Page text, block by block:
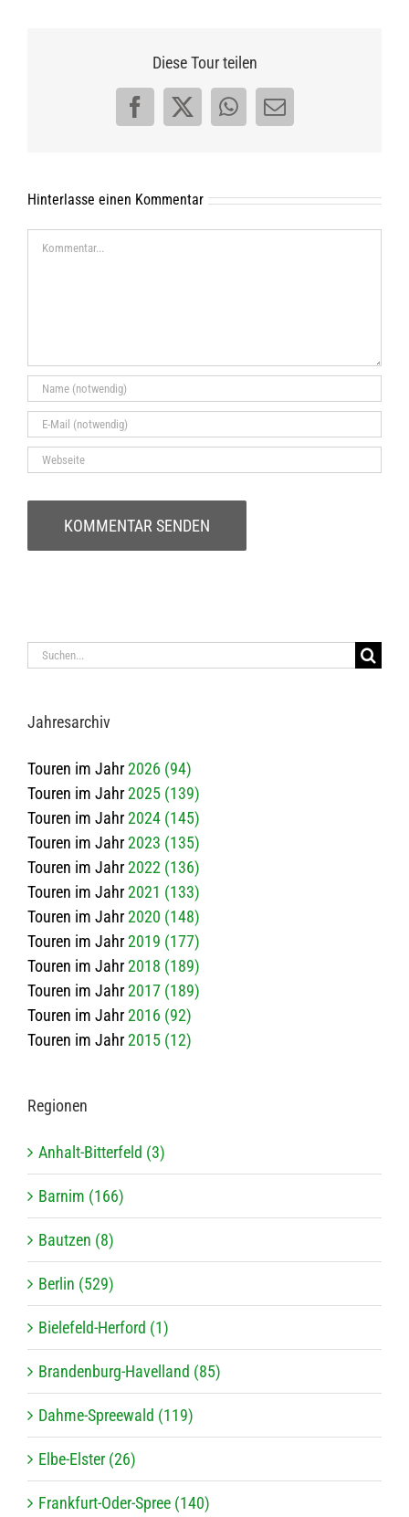
Diese Tour teilen
Facebook
X WhatsApp
E-
Hinterlasse einen Kommentar
Kommentar
Suche
Jah­res­ar­chiv
Touren im Jahr2026 (94)
Touren im Jahr2025 (139)
Touren im Jahr2024 (145)
Touren im Jahr2023 (135)
Touren im Jahr2022 (136)
Touren im Jahr2021 (133)
Touren im Jahr2020 (148)
Touren im Jahr2019 (177)
Touren im Jahr2018 (189)
Touren im Jahr2017 (189)
Touren im Jahr2016 (92)
Touren im Jahr2015 (12)
Regio­nen
Anhalt-Bitterfeld (3)
Barnim (166)
Bautzen (8)
Berlin (529)
Bielefeld-Herford (1)
Brandenburg-Havelland (85)
Dahme-Spreewald (119)
Elbe-Elster (26)
Frankfurt-Oder-Spree (140)